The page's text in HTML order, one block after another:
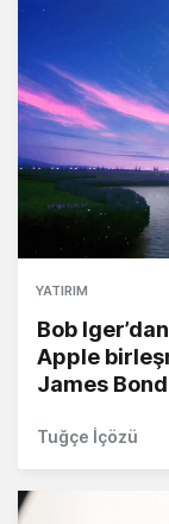
YATIRIM
Bob
Apple
James Bond
Tuğçe İçözü